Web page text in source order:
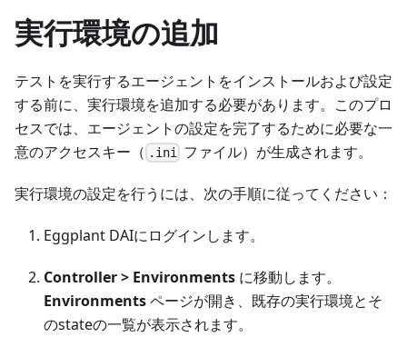
実行環境の追加
テストを実行するエージェントをインストールおよび設定
する前に、実行環境を追加する必要があります。このプロ
セスでは、エージェントの設定を完了するために必要な一
意のアクセスキー（ .ini ファイル）が生成されます。
実行環境の設定を行うには、次の手順に従ってください：
Eggplant DAIにログインします。
Controller > Environments に移動します。
Environmentsページが開き、既存の実行環境とそ
のstateの一覧が表示されます。